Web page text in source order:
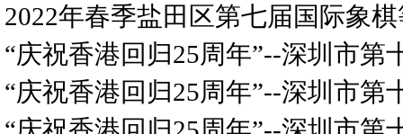
2022年春季盐田区第七届国际
“庆祝香港回归25周年”--深圳市第
“庆祝香港回归25周年”--深圳市第